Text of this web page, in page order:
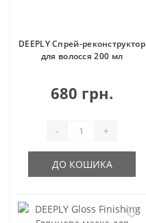
DEEPLY Спрей-реконструктор
для волосся 200 мл
680 грн.
- +
ДО КОШИКА